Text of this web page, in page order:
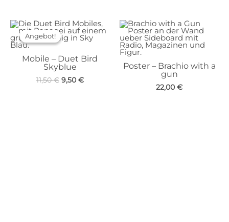
22,90 €18,00 €.
Angebot!
Angebot!
Mobile – Duet Bird
Skyblue
11,50€ Ursprünglicher
9,50 €Aktueller
Poster – Brachio with a
gun
22,00 €